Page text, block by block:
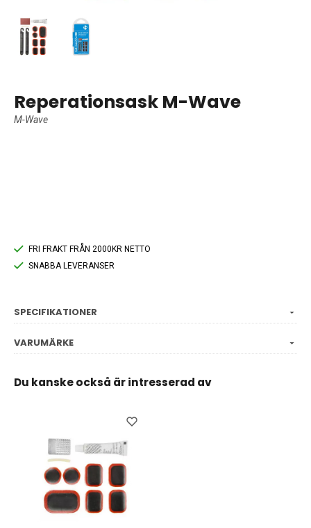
Reperationsask M-Wave
M-Wave
FRI FRAKT FRÅN 2000KR NETTO
SNABBA LEVERANSER
SPECIFIKATIONER
VARUMÄRKE
Du kanske också är intresserad av